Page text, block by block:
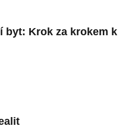
byt: Krok za krokem k